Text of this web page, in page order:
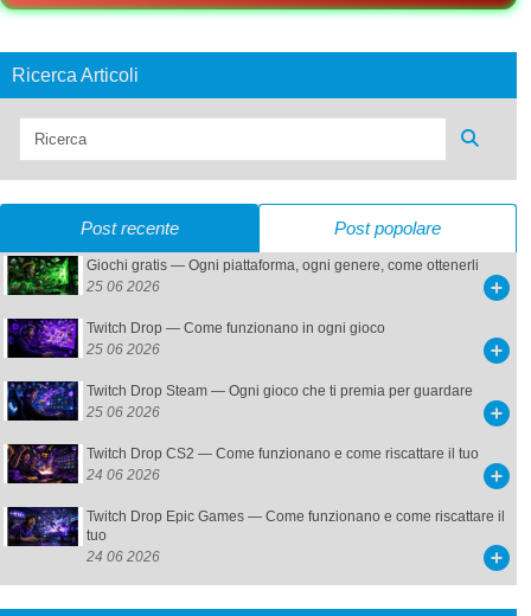
Ricerca Articoli
Post recente Post popolare
Giochi gratis — Ogni piattaforma, ogni genere, come ottenerli
25 06 2026
Twitch Drop — Come funzionano in ogni gioco
25 06 2026
Twitch Drop Steam — Ogni gioco che ti premia per guardare
25 06 2026
Twitch Drop CS2 — Come funzionano e come riscattare il tuo
24 06 2026
Twitch Drop Epic Games — Come funzionano e come riscattare il
tuo
24 06 2026